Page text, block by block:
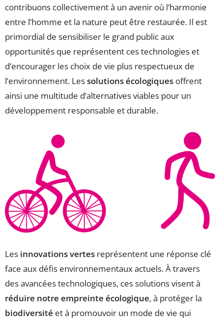
contribuons collectivement à un avenir où l’harmonie
entre l’homme et la nature peut être restaurée. Il est
primordial de sensibiliser le grand public aux
opportunités que représentent ces technologies et
d’encourager les choix de vie plus respectueux de
l’environnement. Lessolutions écologiques offrent
ainsi une multitude d’alternatives viables pour un
développement responsable et durable.
Les innovations vertes représentent une réponse clé
face aux défis environnementaux actuels. À travers
des avancées technologiques, ces solutions visent à
réduire notre empreinte écologique, à protéger la
biodiversité et à promouvoir un mode de vie qui